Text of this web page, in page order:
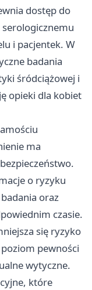
dostęp do
serologicznemu
i pacjentek. W
badania
śródciążowej i
opieki dla kobiet
ma
o ryzyku
oraz
czasie.
się ryzyko
pewności
wytyczne.
które